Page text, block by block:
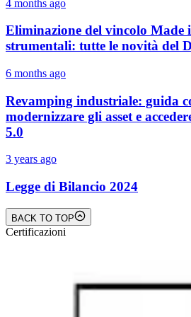
4 months ago
Eliminazione del vincolo Made
strumentali: tutte le novità del
6 months ago
Revamping industriale: guida
modernizzare gli asset e
5.0
3 years ago
Legge di Bilancio 2024
BACK TO TOP
Certificazioni